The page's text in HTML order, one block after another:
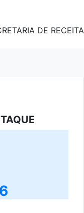
DE RECEITA